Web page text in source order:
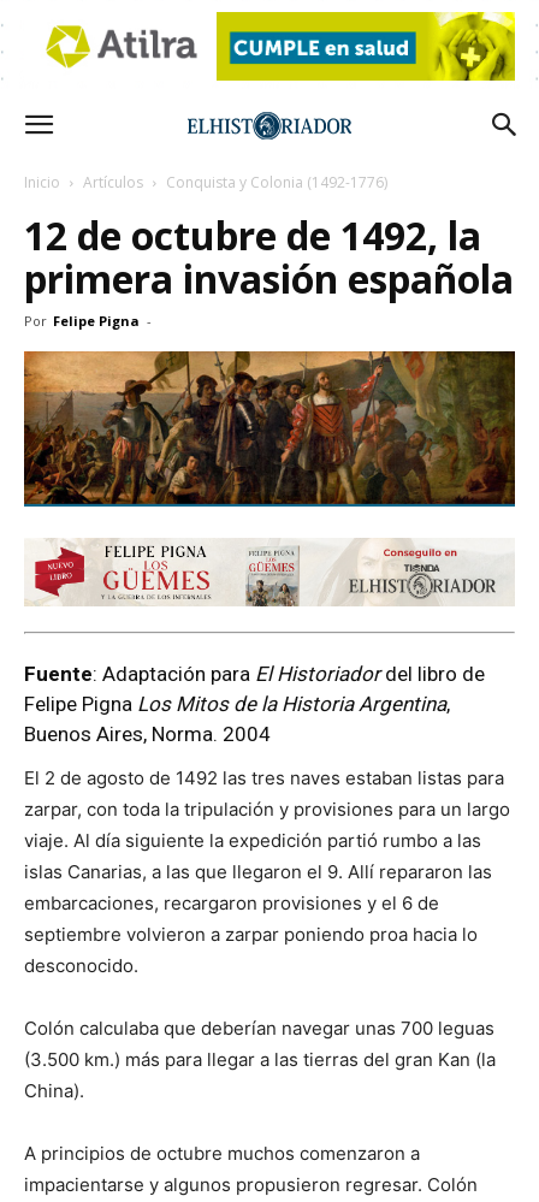
Inicio Artículos Conquista y Colonia (1492-1776)
12 de octubre de 1492, la
primera invasión española
Por Felipe Pigna -
Fuente: Adaptación para El Historiadordel libro de
Felipe Pigna Los Mitos de la Historia Argentina,
Buenos Aires, Norma. 2004
El 2 de agosto de 1492 las tres naves estaban listas para
zarpar, con toda la tripulación y provisiones para un largo
viaje. Al día siguiente la expedición partió rumbo a las
islas Canarias, a las que llegaron el 9. Allí repararon las
embarcaciones, recargaron provisiones y el 6 de
septiembre volvieron a zarpar poniendo proa hacia lo
desconocido.
Colón calculaba que deberían navegar unas 700 leguas
(3.500 km.) más para llegar a las tierras del gran Kan (la
China).
A principios de octubre muchos comenzaron a
impacientarse y algunos propusieron regresar. Colón